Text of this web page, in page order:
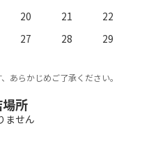
20 21
22
27 28
29
あらかじめご了承ください。
所
ません